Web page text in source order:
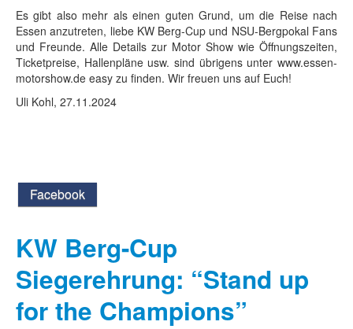
Es gibt also mehr als einen guten Grund, um die Reise nach
Essen anzutreten, liebe KW Berg-Cup und NSU-Bergpokal Fans
und Freunde. Alle Details zur Motor Show wie Öffnungszeiten,
Ticketpreise, Hallenpläne usw. sind übrigens unter www.essen-
motorshow.de easy zu finden. Wir freuen uns auf Euch!
Uli Kohl, 27.11.2024
Facebook
KW Berg-Cup
Siegerehrung: “Stand up
for the Champions”